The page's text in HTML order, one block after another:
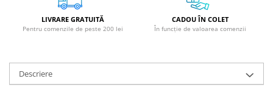
Laboratoarele Remedia (98
produse)
Landgarten GMBH & CO.KG. (13
produse)
Servetele Umede/Hartie Igienica
Uleiuri Esentiale
LIVRARE GRATUITĂ
Pentru comenzile de peste 200 lei
CADOU ÎN COLET
În funcție de valoarea comenzii
Descriere